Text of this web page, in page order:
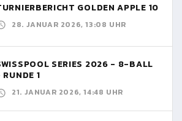
GOLDEN APPLE 10
28. JANUAR 2026, 13:08 UHR
SERIES 2026 - 8-BALL
1
21. JANUAR 2026, 14:48 UHR